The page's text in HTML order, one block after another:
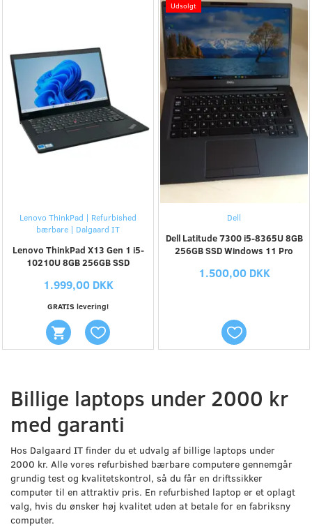
Lenovo ThinkPad | Refurbished
bærbare | Dalgaard IT
Lenovo ThinkPad X13 Gen 1 i5-
10210U 8GB 256GB SSD
1.999,00 DKK
GRATIS levering!
Udsolgt
Dell
Dell Latitude 7300 i5-8365U 8GB
256GB SSD Windows 11 Pro
1.500,00 DKK
Billige laptops under 2000 kr
med garanti
Hos Dalgaard IT finder du et udvalg af billige laptops under
2000 kr. Alle vores refurbished bærbare computere gennemgår
grundig test og kvalitetskontrol, så du får en driftssikker
computer til en attraktiv pris. En refurbished laptop er et oplagt
valg, hvis du ønsker høj kvalitet uden at betale for en fabriksny
computer.